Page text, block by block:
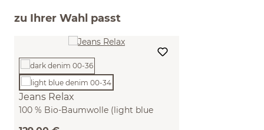
zu Ihrer Wahl passt
Jeans Relax
100 % Bio-Baumwolle (light blue